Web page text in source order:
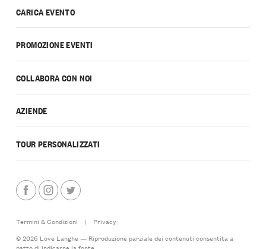
CARICA EVENTO
PROMOZIONE EVENTI
COLLABORA CON NOI
AZIENDE
TOUR PERSONALIZZATI
Termini & Condizioni |
Privacy
© 2026 Love Langhe — Riproduzione parziale dei contenuti consentita a